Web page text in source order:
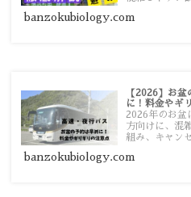
banzokubiology.com
【2026】お
に！料金やギ
2026年のお盆
方向けに、混
組み、キャン
banzokubiology.com